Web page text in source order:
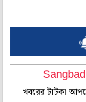
খবরের টাটকা